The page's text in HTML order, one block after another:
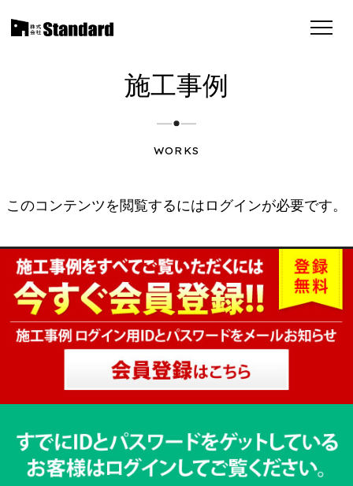
施工事例
WORKS
このコンテンツを閲覧するにはログインが必要です。